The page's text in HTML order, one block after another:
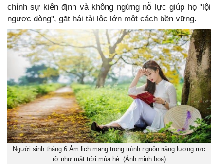
chính sự kiên định và không ngừng nỗ lực giúp họ "lội
ngược dòng", gặt hái tài lộc lớn một cách bền vững.
Người sinh tháng 6 Âm lịch mang trong mình nguồn năng lượng rực
rỡ như mặt trời mùa hè. (Ảnh minh họa)